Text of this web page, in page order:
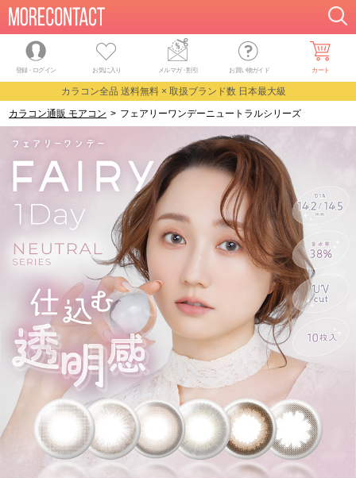
登録・ログイン お気に入り メルマガ・割引 お買い物ガイド カート
カラコン全品 送料無料 × 取扱ブランド数 日本最大級
カラコン通販 モアコン > フェアリーワンデーニュートラルシリーズ